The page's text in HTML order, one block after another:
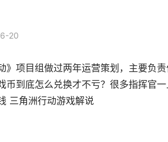
20
》项目组做过两年运营策划，主要负
币到底怎么兑换才不亏？很多指挥官
三角洲行动游戏解说